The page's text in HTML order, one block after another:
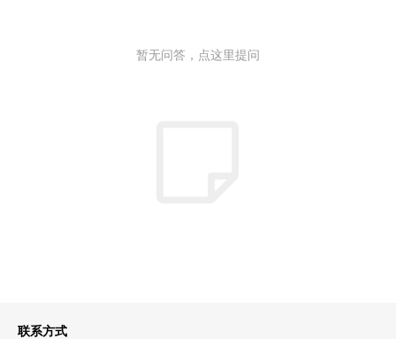
暂无问答，点这里提问
联系方式